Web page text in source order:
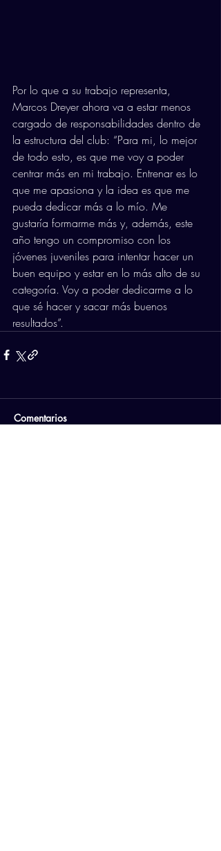
Por lo que a su trabajo representa,
Marcos Dreyer ahora va a estar menos
cargado de responsabilidades dentro de
la estructura del club: “Para mi, lo mejor
de todo esto, es que me voy a poder
centrar más en mi trabajo. Entrenar es lo
que me apasiona y la idea es que me
pueda dedicar más a lo mío. Me
gustaría formarme más y, además, este
año tengo un compromiso con los
jóvenes juveniles para intentar hacer un
buen equipo y estar en lo más alto de su
categoría. Voy a poder dedicarme a lo
que sé hacer y sacar más buenos
resultados”.
Comentarios